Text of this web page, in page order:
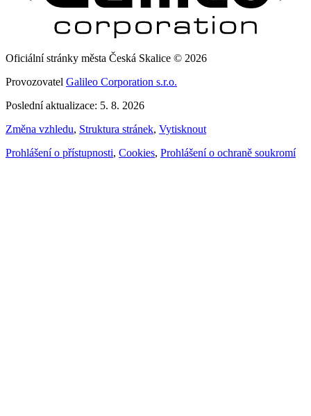
Oficiální stránky města Česká Skalice © 2026
Provozovatel Galileo Corporation s.r.o.
Poslední aktualizace: 5. 8. 2026
Změna vzhledu, Struktura stránek, Vytisknout
Prohlášení o přístupnosti, Cookies, Prohlášení o ochraně soukromí